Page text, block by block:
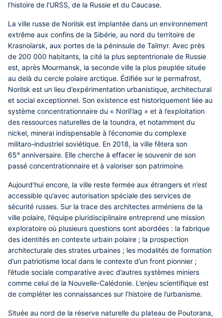
l’histoire de l’URSS, de la Russie et du Caucase.
La ville russe de Norilsk est implantée dans un environnement
extrême aux confins de la Sibérie, au nord du territoire de
Krasnoïarsk, aux portes de la péninsule de Taïmyr. Avec près
de 200 000 habitants, la cité la plus septentrionale de Russie
est, après Mourmansk, la seconde ville la plus peuplée située
au delà du cercle polaire arctique. Édifiée sur le permafrost,
Norilsk est un lieu d’expérimentation urbanistique, architectural
et social exceptionnel. Son existence est historiquement liée au
système concentrationnaire du « Noril’lag » et à l’exploitation
des ressources naturelles de la toundra, et notamment du
nickel, minerai indispensable à l’économie du complexe
militaro-industriel soviétique. En 2018, la ville fêtera son
65° anniversaire. Elle cherche à effacer le souvenir de son
passé concentrationnaire et à valoriser son patrimoine.
Aujourd’hui encore, la ville reste fermée aux étrangers et n’est
accessible qu’avec autorisation spéciale des services de
sécurité russes. Sur la trace des architectes arméniens de la
ville polaire, l’équipe pluridisciplinaire entreprend une mission
exploratoire où plusieurs questions sont abordées : la fabrique
des identités en contexte urbain polaire ; la prospection
architecturale des strates urbaines ; les modalités de formation
d’un patriotisme local dans le contexte d’un front pionnier ;
l’étude sociale comparative avec d’autres systèmes miniers
comme celui de la Nouvelle-Calédonie. L’enjeu scientifique est
de compléter les connaissances sur l’histoire de l’urbanisme.
Située au nord de la réserve naturelle du plateau de Poutorana,